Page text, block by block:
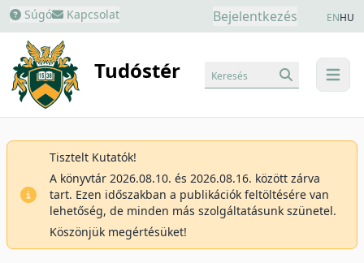
Súgó Kapcsolat Bejelentkezés ENHU
Tudóstér menu
Keresés
Tisztelt Kutatók!
A könyvtár 2026.08.10. és 2026.08.16. között zárva
tart. Ezen időszakban a publikációk feltöltésére van
lehetőség, de minden más szolgáltatásunk szünetel.
Köszönjük megértésüket!